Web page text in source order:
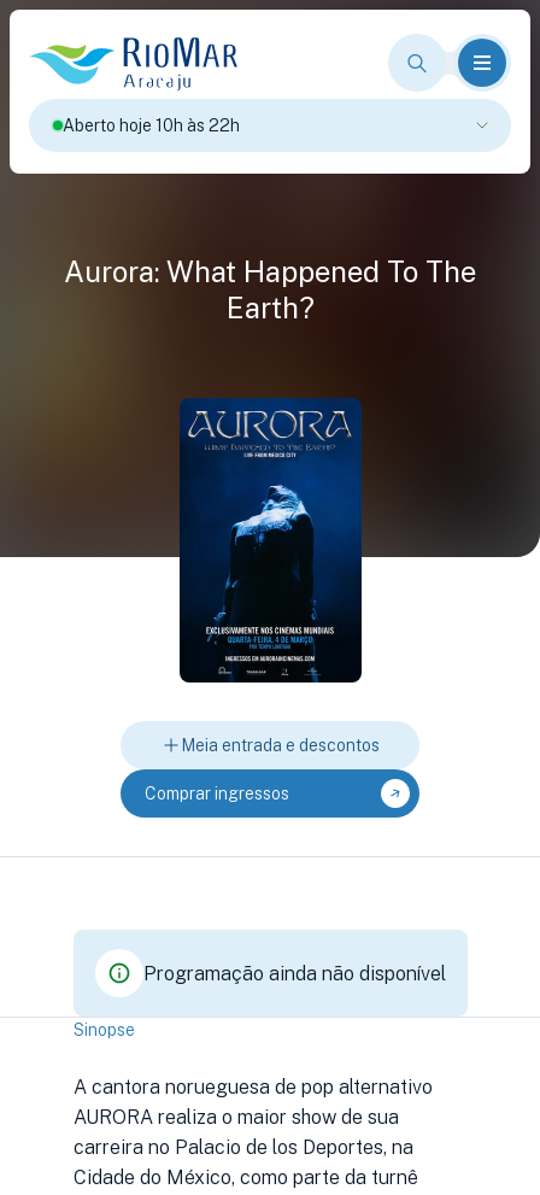
Aberto hoje 10h às 22h
Aurora: What Happened To The
Earth?
Meia entrada e descontos
Comprar ingressos
Programação ainda não disponível
Sinopse
A cantora norueguesa de pop alternativo
AURORA realiza o maior show de sua
carreira no Palacio de los Deportes, na
Cidade do México, como parte da turnê